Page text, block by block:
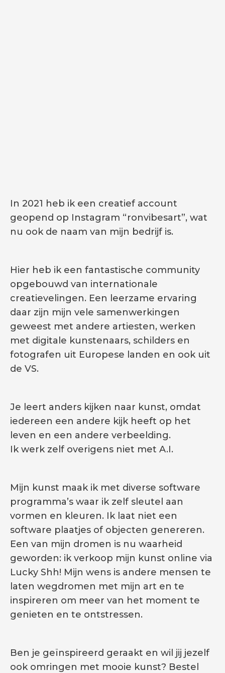
In 2021 heb ik een creatief account
geopend op Instagram “ronvibesart”, wat
nu ook de naam van mijn bedrijf is.
Hier heb ik een fantastische community
opgebouwd van internationale
creatievelingen. Een leerzame ervaring
daar zijn mijn vele samenwerkingen
geweest met andere artiesten, werken
met digitale kunstenaars, schilders en
fotografen uit Europese landen en ook uit
de VS.
Je leert anders kijken naar kunst, omdat
iedereen een andere kijk heeft op het
leven en een andere verbeelding.
Ik werk zelf overigens niet met A.I.
Mijn kunst maak ik met diverse software
programma’s waar ik zelf sleutel aan
vormen en kleuren. Ik laat niet een
software plaatjes of objecten genereren.
Een van mijn dromen is nu waarheid
geworden: ik verkoop mijn kunst online via
Lucky Shh! Mijn wens is andere mensen te
laten wegdromen met mijn art en te
inspireren om meer van het moment te
genieten en te ontstressen.
Ben je geïnspireerd geraakt en wil jij jezelf
ook omringen met mooie kunst? Bestel